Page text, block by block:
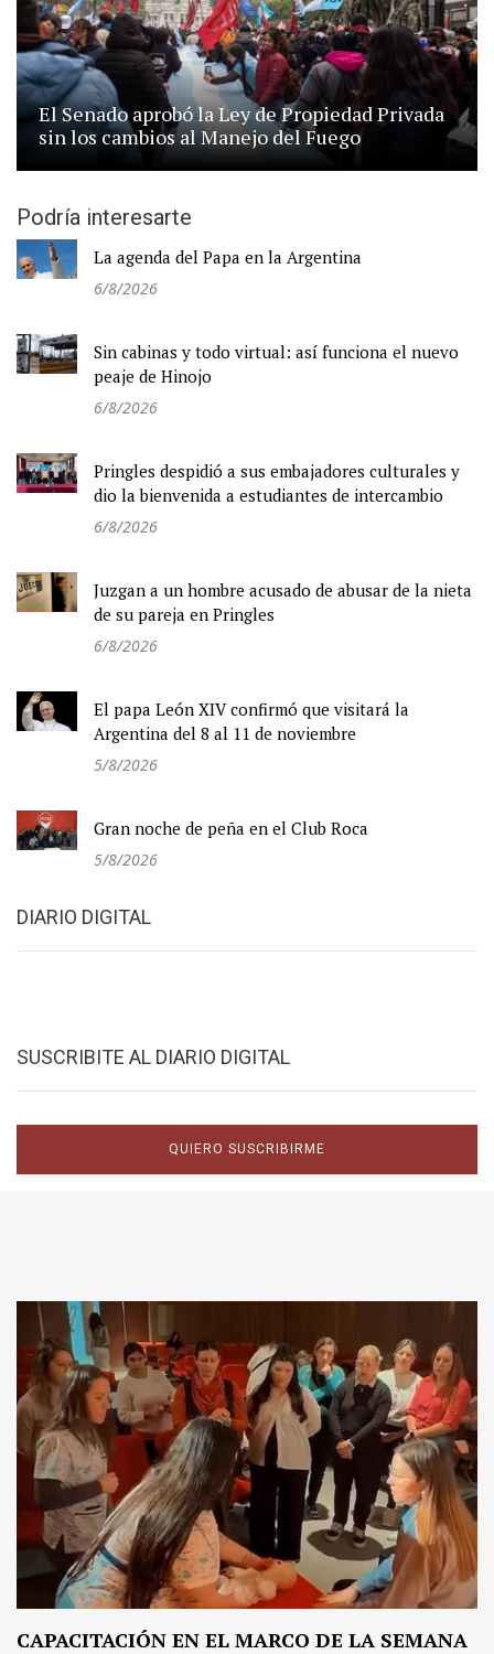
El Senado aprobó la Ley de Propiedad Privada
sin los cambios al Manejo del Fuego
Podría interesarte
La agenda del Papa en la Argentina
6/8/2026
Sin cabinas y todo virtual: así funciona el nuevo
peaje de Hinojo
6/8/2026
Pringles despidió a sus embajadores culturales y
dio la bienvenida a estudiantes de intercambio
6/8/2026
Juzgan a un hombre acusado de abusar de la nieta
de su pareja en Pringles
6/8/2026
El papa León XIV confirmó que visitará la
Argentina del 8 al 11 de noviembre
5/8/2026
Gran noche de peña en el Club Roca
5/8/2026
DIARIO DIGITAL
SUSCRIBITE AL DIARIO DIGITAL
QUIERO SUSCRIBIRME
CAPACITACIÓN EN EL MARCO DE LA SEMANA